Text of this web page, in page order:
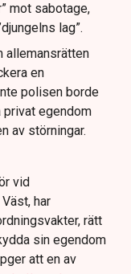
mot sabotage,
lag”.
allemansrätten
en
polisen borde
egendom
av störningar.
vid
har
rätt
sin egendom
att en av